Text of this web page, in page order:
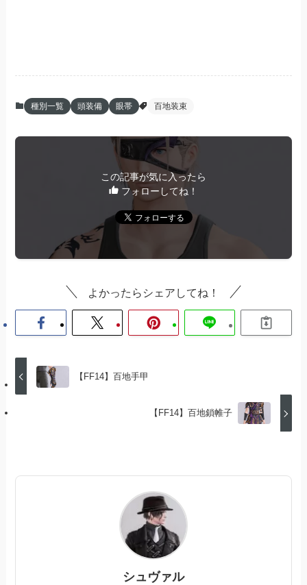
種別一覧 頭装備 眼帯 百地装束
この記事が気に入ったら
フォローしてね！
よかったらシェアしてね！
【FF14】百地手甲
【FF14】百地鎖帷子
シュヴァル